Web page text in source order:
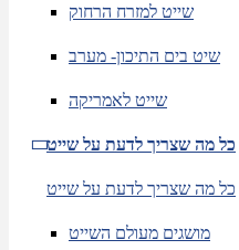
שייט למזרח הרחוק
שיט בים התיכון- מערב
שייט לאמריקה
כל מה שצריך לדעת על שייט
כל מה שצריך לדעת על שייט
מושגים מעולם השייט